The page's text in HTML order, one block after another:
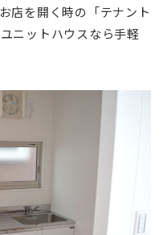
店を開く時の「テナント
ニットハウスなら手軽